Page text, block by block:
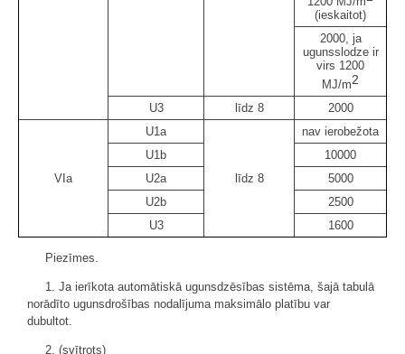
(ieskaitot)
2000, ja
ugunsslodze ir
virs 1200
MJ/m2
U3 līdz 8 2000
VIa
U1a
līdz 8
nav ierobežota
U1b
10000
U2a
5000
U2b
2500
U3
1600
Piezīmes.
1. Ja ierīkota automātiskā ugunsdzēsības sistēma, šajā tabulā
norādīto ugunsdrošības nodalījuma maksimālo platību var
dubultot.
2. (svītrots)